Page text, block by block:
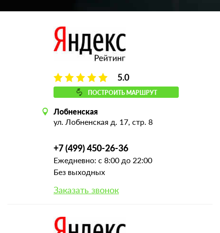
5.0
ПОСТРОИТЬ МАРШРУТ
Лобненская
ул. Лобненская д. 17, стр. 8
+7 (499) 450-26-36
Ежедневно: с 8:00 до 22:00
Без выходных
Заказать звонок